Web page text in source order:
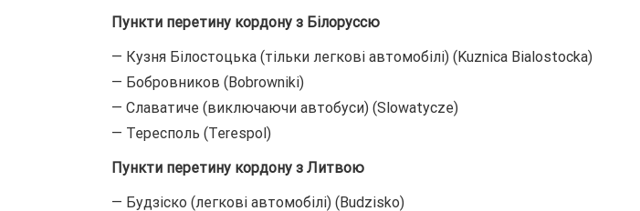
Пункти перетину кордону з Білоруссю
— Кузня Білостоцька (тільки легкові автомобілі) (Kuznica Bialostocka)
— Бобровников (Bobrowniki)
— Славатиче (виключаючи автобуси) (Slowatycze)
— Тересполь (Terespol)
Пункти перетину кордону з Литвою
— Будзіско (легкові автомобілі) (Budzisko)